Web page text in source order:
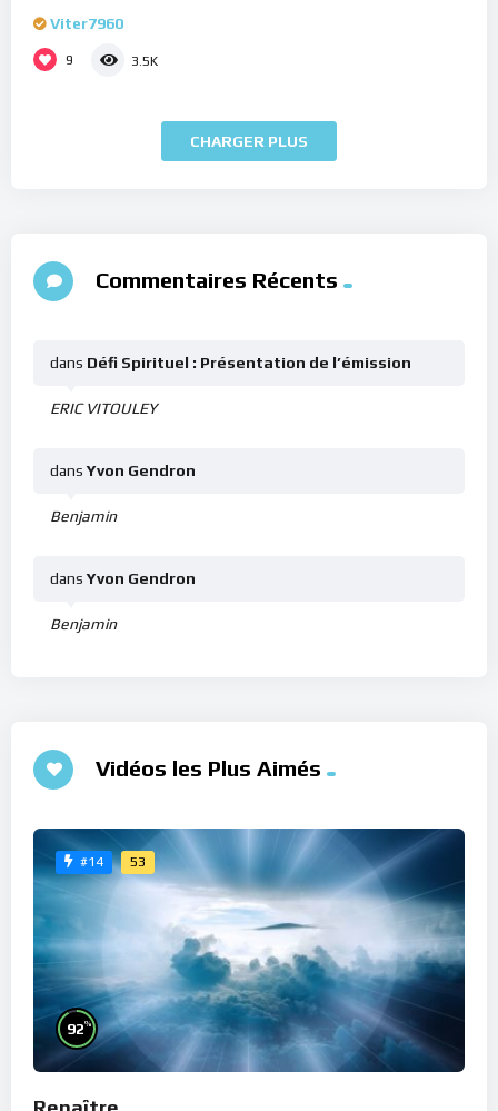
Viter7960
9 3.5K
CHARGER PLUS
Commentaires Récents
ERIC VITOULEY
dans Défi Spirituel : Présentation de l’émission
Benjamin
dans Yvon Gendron
Benjamin
dans Yvon Gendron
Vidéos les Plus Aimés
#14 53
92%